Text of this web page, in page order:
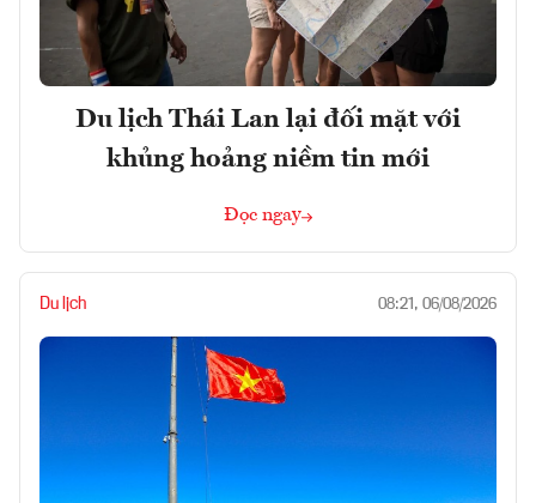
Du lịch Thái Lan lại đối mặt với
khủng hoảng niềm tin mới
Đọc ngay
Du lịch 08:21, 06/08/2026